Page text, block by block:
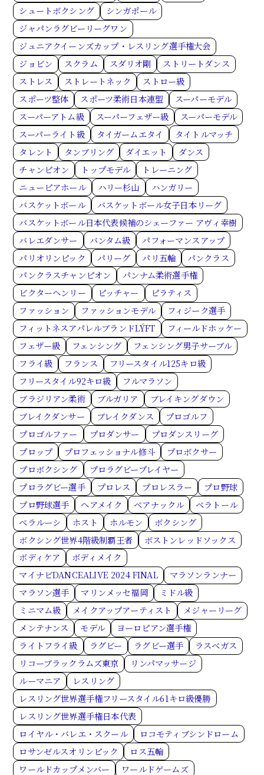
シュートボクシング
シンガポール
ジャパンラグビーリーグワン
ジュニアクイーンズカップ・レスリング選手権大会
ジョビン
スクラム スダリオ剛
ストリートダンス
ストレス
ストレートネック
ストロー級
スポーツ整体
スポーツ柔術日本連盟
スーパーモデル
スーパーアトム級
スーパーフェザー級
スーパーモデル
スーパーライト級
タイガームエタイ
タイトルマッチ
タレント
タンブリング ダイエット
ダンス
チャンピオン
トップモデル
トレーニング
ニューピアホール
ハリー杉山
ハンガリー
バスケットボール
バスケットボール女子日本リーグ
バスケットボール日本代表候補のシェーファー アヴィ幸樹
バレエダンサー
バンタム級
パフォーマンスアップ
パリオリンピック
パリーグ パリ五輪
パンクラス
パンクラスチャンピオン
パンナム柔術選手権
ビクターヘンリー
ピッチャー
ピラティス
ファッション
ファッションモデル
フィジーク選手
フィットネスアパレルブランドLÝFT
フィールドホッケー
フェザー級
フェンシング
フェンシング男子サーブル
フライ級
フランス
フリースタイル125キロ級
フリースタイル92キロ級
フルマラソン
ブラジリアン柔術
ブルガリア
ブレイキングダウン
ブレイクダンサー
ブレイクダンス
プロゴルフ
プロゴルファー
プロダンサー
プロダンスリーグ
プロップ
プロフェッショナル修斗
プロボクサー
プロボクシング
プロラグビープレイヤー
プロラグビー選手
プロレス プロレスラー
プロ野球
プロ野球選手
ヘアメイク ベアナックル
ベラトール
ベラルーシ
ホスト ホルモン
ボクシング
ボクシング世界4階級制覇王者
ボストンレッドソックス
ボディケア
ボディメイク
マイナビDANCEALIVE 2024 FINAL
マラソンランナー
マラソン選手
マリンメッセ福岡
ミドル級
ミニマム級
メイクアップアーティスト
メジャーリーグ
メンテナンス
モデル
ヨーロピアン選手権
ライトフライ級
ラグビー ラグビー選手
ラスベガス
リコーブラックラムズ東京
リンパマッサージ
ルーマニア
レスリング
レスリング世界選手権フリースタイル61キロ級優勝
レスリング世界選手権日本代表
ロイヤル・バレエ・スクール
ロコモティブシンドローム
ロサンゼルスオリンピック
ロス五輪
ワールドカップメンバー
ワールドゲームズ